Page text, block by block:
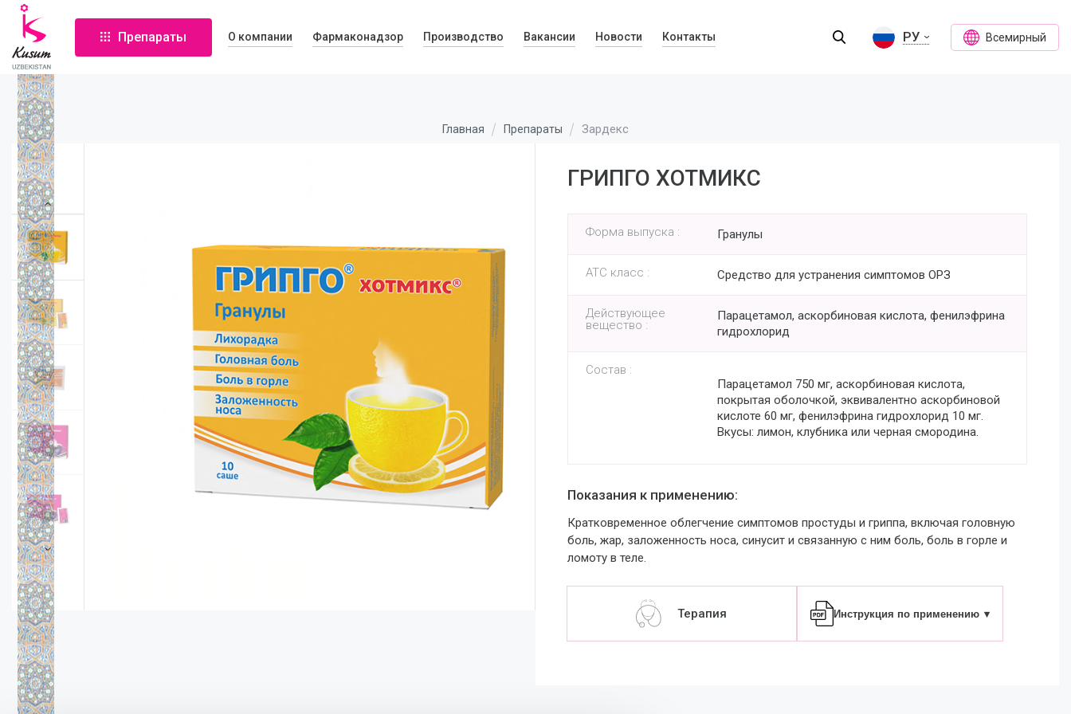
Препараты О компании Фармаконадзор Производство Вакансии Новости Контакты РУ Всемирный
Главная Препараты Зардекс
ГРИПГО ХОТМИКС
Форма выпуска : Гранулы
АТС класс : Средство для устранения симптомов ОРЗ
Действующее
вещество :
Парацетамол, аскорбиновая кислота, фенилэфрина
гидрохлорид
Состав :
Парацетамол 750 мг, аскорбиновая кислота,
покрытая оболочкой, эквивалентно аскорбиновой
кислоте 60 мг, фенилэфрина гидрохлорид 10 мг.
Вкусы: лимон, клубника или черная смородина.
Показания к применению:
Кратковременное облегчение симптомов простуды и гриппа, включая головную
боль, жар, заложенность носа, синусит и связанную с ним боль, боль в горле и
ломоту в теле.
Терапия Инструкция по применению ▾